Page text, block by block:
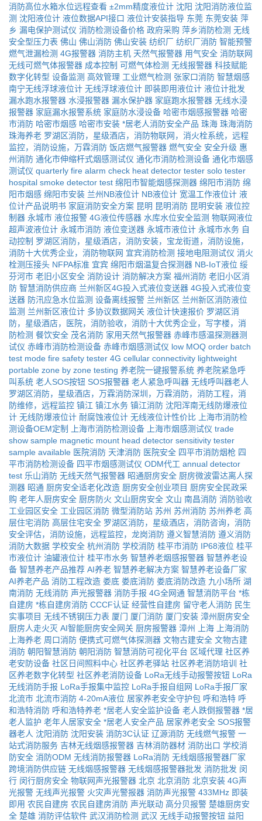
消防高位水箱水位远程查看 ±2mm精度液位计 沈阳 沈阳消防液位监
测 沈阳液位计 液位数据API接口 液位计安装指导 东莞 东莞安装 萍
乡 漏电保护测试仪 消防检测设备价格 政府采购 萍乡消防检测 无线
安全型压力表 佛山 佛山消防 佛山安装 纺织厂 纺织厂消防 智能预警
燃气泄漏检测 4G报警器 消防主机 天然气报警器 用气安全 消防联网
无线可燃气体报警器 成本控制 可燃气体检测 无线报警器 科技赋能
数字化转型 设备监测 高效管理 工业燃气检测 张家口消防 智慧烟感
南宁无线浮球液位计 无线浮球液位计 即装即用液位计 液位计批发
漏水跑水报警器 水浸报警器 漏水保护器 家庭跑水报警器 无线水浸
报警器 家庭漏水报警系统 家庭防水浸设备 哈密市烟感报警器 哈密
市消防 哈密市烟感 哈密市安装 *居老人消防安全产品 珠海 珠海消防
珠海养老 罗湖区消防，星级酒店，消防物联网，消火栓系统，远程
监控，消防设施，万霖消防 饭店燃气报警器 燃气安全 安全升级 惠
州消防 通化市伸缩杆式烟感测试仪 通化市消防检测设备 通化市烟感
测试仪 quarterly fire alarm check heat detector tester solo tester
hospital smoke detector test 绵阳市智能烟感探测器 绵阳市消防 绵
阳市烟感 绵阳市安装 兰州NB液位计 NB液位计 宽温工作液位计 液
位计产品说明书 家庭消防安全方案 昆明 昆明消防 昆明安装 液位控
制器 永城市 液位报警 4G液位传感器 水库水位安全监测 物联网液位
超声波液位计 永城市消防 液位变送器 永城市液位计 永城市水务 自
动控制 罗湖区消防，星级酒店，消防安装，宝龙街道，消防设施，
消防十大优秀企业，消防物联网 宜宾消防检测 接地电阻测试仪 消火
栓测压接头 NFPA标准 宜宾 绵阳市烟温复合探测器 NB-IoT液位 绥
芬河市 老旧小区安全 消防设计 消防解决方案 福州消防 老旧小区消
防 智慧消防供应商 兰州新区4G投入式液位变送器 4G投入式液位变
送器 防汛应急水位监测 设备离线报警 兰州新区 兰州新区消防液位
监测 兰州新区液位计 多协议数据网关 液位计快速报价 罗湖区消
防，星级酒店，医院，消防验收，消防十大优秀企业，写字楼，消
防检测 餐饮安全 茂名消防 家用天然气报警器 赤峰市感温探测器测
试仪 赤峰市消防检测设备 赤峰市烟感测试仪 low MOQ order batch
test mode fire safety tester 4G cellular connectivity lightweight
portable zone by zone testing 养老院一键报警系统 养老院紧急呼
叫系统 老人SOS按钮 SOS报警器 老人紧急呼叫器 无线呼叫器老人
罗湖区消防，星级酒店，万霖消防深圳，万霖消防，消防工程，消
防维修，远程监控 镇江 镇江水务 镇江消防 沈阳浑南无线防爆液位
计 无线防爆液位计 耐腐蚀液位计 无线液位计性价比
上海市消防检
测设备OEM定制
上海市消防检测设备 上海市烟感测试仪 trade
show sample magnetic mount head detector sensitivity tester
sample available 医院消防 天津消防 医院安全 四平市消防烟枪 四
平市消防检测设备 四平市烟感测试仪 ODM代工 annual detector
test 乐山消防 无线天然气报警器 昭通厨房安全 厨房微波雷达离人探
测器 昭通 厨房安全适老化改造 厨房安全创业项目 厨房安全民政采
购 老年人厨房安全 厨房防火 文山厨房安全 文山 南昌消防 消防验收
工业园区安全 工业园区消防 微型消防站 苏州 苏州消防 苏州养老 高
层住宅消防 高层住宅安全 罗湖区消防，星级酒店，消防咨询，消防
安全评估，消防设施，远程监控，龙岗消防 遵义智慧消防 遵义消防
消防大数据 学校安全 杭州消防 学校消防 桂平市消防 IP68液位 桂平
市液位计 油罐液位计 桂平市水务 智慧养老烟感报警器 智慧养老设
备 智慧养老产品推荐 AI养老 智慧养老解决方案 智慧养老设备厂家
AI养老产品 消防工程改造 娄底 娄底消防 娄底消防改造 九小场所 湖
南消防 无线消防 声光报警器 消防手报 4G全网通 智慧消防平台 *栋
自建房 *栋自建房消防 CCCF认证 经营性自建房 留守老人消防 民生
实事项目 无线不锈钢压力表 厦门 厦门消防 厦门安装 漳州厨房安全
厨房人走火灭 AI智能厨房安全网关 厨房报警器 漳州 上海
上海消防
上海养老 周口消防 便携式可燃气体探测器 文物古建安全 文物古建
消防 朝阳智慧消防 朝阳消防 智慧消防可视化平台 区域代理 社区养
老安防设备 社区日间照料中心 社区养老驿站 社区养老消防培训 社
区养老数字化转型 社区养老消防设备 LoRa无线手动报警按钮 LoRa
无线消防手报 LoRa手报集中监控 LoRa手报自组网 LoRa手报厂家
北流市 北流市消防 4-20mA液位 居家养老安全守护包 呼和浩特 呼
和浩特消防 呼和浩特养老 *居老人安全监护设备 老人跌倒报警器 *居
老人监护 老年人居家安全 *居老人安全产品 居家养老安全 SOS报警
器老人 沈阳消防 沈阳安装 消防3C认证 辽源消防 无线燃气报警 一
站式消防服务 吉林无线烟感报警器 吉林消防器材 消防出口 学校消
防安全 消防ODM 无线消防报警器 LoRa消防 无线烟感报警器厂家
跨境消防供应链 无线烟感报警器 无线烟感报警器批发 消防批发 闵
行 闵行厨房安全 物联网声光报警器 北京 北京消防 北京安装 4G声
光报警 无线声光报警 火灾声光警报器 消防声光报警 433MHz 即装
即用 农民自建房 农民自建房消防 声光联动 高分贝报警 楚雄厨房安
全 楚雄 消防评估软件 武汉消防检测 武汉 无线手动报警按钮 益阳